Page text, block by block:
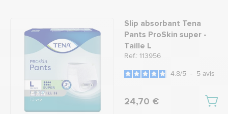
Slip absorbant Tena
Pants ProSkin super -
Taille L
Ref.: 113956
4.8/5 - 5 avis
24,70 €